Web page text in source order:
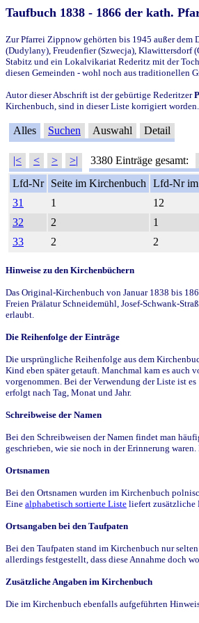
Taufbuch 1838 - 1866 der kath.
Zur Pfarrei Zippnow gehörten bis 1945 außer
(Dudylany), Freudenfier (Szwecja), Klawittersdorf
Stabitz und ein Lokalvikariat Rederitz mit der
diesen Gemeinden - wohl noch aus traditionellen
Autor dieser Abschrift ist der gebürtige Rederitzer
Kirchenbuch, sind in dieser Liste korrigiert
Alles Suchen Auswahl Detail
|< < > >| 3380 Einträge gesamt:
Lfd-Nr
Seite im Kirchenbuch Lfd-Nr im
31
1 12
32
2 1
33
2 2
Hinweise zu den Kirchenbüchern
Das Original-Kirchenbuch von Januar 1838 bis
Freien Prälatur Schneidemühl, Josef-Schwank-
erlaubt.
Die Reihenfolge der Einträge
Die ursprüngliche Reihenfolge aus dem
Kind eben später getauft. Manchmal kam es auch
vorgenommen. Bei der Verwendung der Liste ist
erfolgt nach Tag, Monat und Jahr.
Schreibweise der Namen
Bei den Schreibweisen der Namen findet man
geschrieben, wie sie noch in der Erinnerung
Ortsnamen
Bei den Ortsnamen wurden im Kirchenbuch
Eine alphabetisch sortierte Liste liefert zusätzliche
Ortsangaben bei den Taufpaten
Bei den Taufpaten stand im Kirchenbuch nur
allerdings festgestellt, dass diese Annahme doch
Zusätzliche Angaben im Kirchenbuch
Die im Kirchenbuch ebenfalls aufgeführten